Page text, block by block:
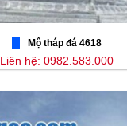
Mộ tháp đá 4618
Liên hệ: 0982.583.000